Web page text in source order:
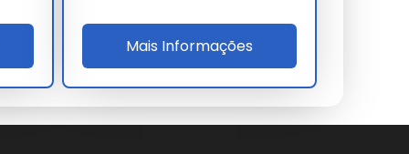
Mais Informações